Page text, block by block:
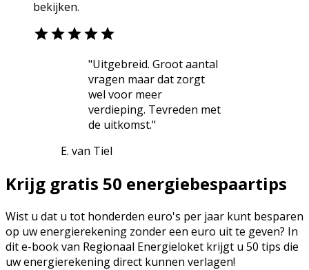
bekijken.
"Uitgebreid. Groot aantal
vragen maar dat zorgt
wel voor meer
verdieping. Tevreden met
de uitkomst."
E. van Tiel
Krijg gratis 50 energiebespaartips
Wist u dat u tot honderden euro's per jaar kunt besparen
op uw energierekening zonder een euro uit te geven? In
dit e-book van Regionaal Energieloket krijgt u 50 tips die
uw energierekening direct kunnen verlagen!